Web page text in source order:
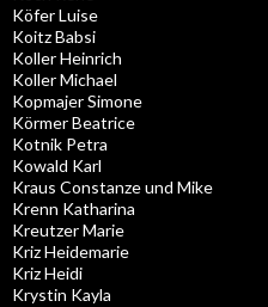
Köfer Luise
Koitz Babsi
Koller Heinrich
Koller Michael
Kopmajer Simone
Körmer Beatrice
Kotnik Petra
Kowald Karl
Kraus Constanze und Mike
Krenn Katharina
Kreutzer Marie
Kriz Heidemarie
Kriz Heidi
Krystin Kayla